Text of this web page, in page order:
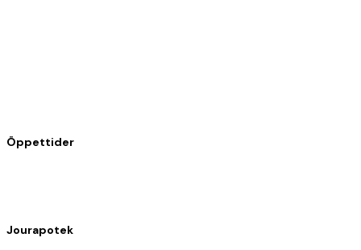
Öppettider
Jourapotek